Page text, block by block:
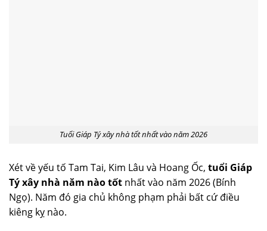
Tuổi Giáp Tý xây nhà tốt nhất vào năm 2026
Xét về yếu tố Tam Tai, Kim Lâu và Hoang Ốc, tuổi Giáp
Tý xây nhà năm nào tốt nhất vào năm 2026 (Bính
Ngọ). Năm đó gia chủ không phạm phải bất cứ điều
kiêng kỵ nào.